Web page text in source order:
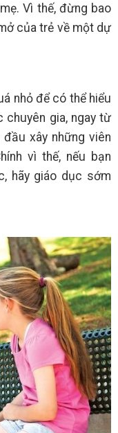
Vì thế, đừng bao
của trẻ về một dự
nhỏ để có thể hiểu
chuyên gia, ngay từ
xây những viên
vì thế, nếu bạn
hãy giáo dục sớm